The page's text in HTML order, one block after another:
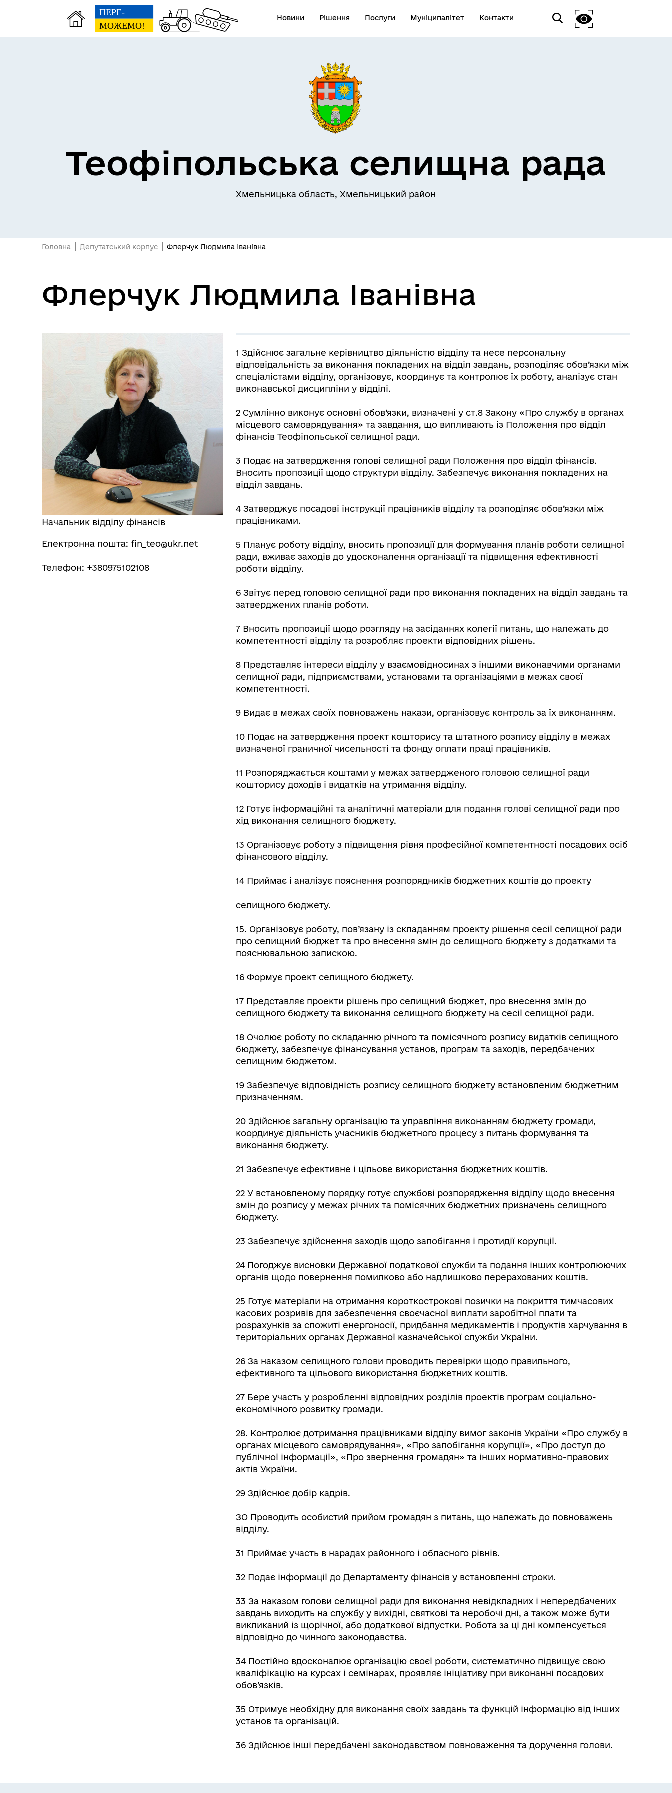
Новини Рішення Послуги Муніципалітет Контакти
Теофіпольська селищна рада
Хмельницька область, Хмельницький район
Головна Депутатський корпус Флерчук Людмила Іванівна
Флерчук Людмила Іванівна
Начальник відділу фінансів
Електронна пошта: fin_teo@ukr.net
Телефон: +380975102108
1 Здійснює загальне керівництво діяльністю відділу та несе персональну
відповідальність за виконання покладених на відділ завдань, розподіляє обов’язки між
спеціалістами відділу, організовує, координує та контролює їх роботу, аналізує стан
виконавської дисципліни у відділі.
2 Сумлінно виконує основні обов’язки, визначені у ст.8 Закону «Про службу в органах
місцевого самоврядування» та завдання, що випливають із Положення про відділ
фінансів Теофіпольської селищної ради.
3 Подає на затвердження голові селищної ради Положення про відділ фінансів.
Вносить пропозиції щодо структури відділу. Забезпечує виконання покладених на
відділ завдань.
4 Затверджує посадові інструкції працівників відділу та розподіляє обов’язки між
працівниками.
5 Планує роботу відділу, вносить пропозиції для формування планів роботи селищної
ради, вживає заходів до удосконалення організації та підвищення ефективності
роботи відділу.
6 Звітує перед головою селищної ради про виконання покладених на відділ завдань та
затверджених планів роботи.
7 Вносить пропозиції щодо розгляду на засіданнях колегії питань, що належать до
компетентності відділу та розробляє проекти відповідних рішень.
8 Представляє інтереси відділу у взаємовідносинах з іншими виконавчими органами
селищної ради, підприємствами, установами та організаціями в межах своєї
компетентності.
9 Видає в межах своїх повноважень накази, організовує контроль за їх виконанням.
10 Подає на затвердження проект кошторису та штатного розпису відділу в межах
визначеної граничної чисельності та фонду оплати праці працівників.
11 Розпоряджається коштами у межах затвердженого головою селищної ради
кошторису доходів і видатків на утримання відділу.
12 Готує інформаційні та аналітичні матеріали для подання голові селищної ради про
хід виконання селищного бюджету.
13 Організовує роботу з підвищення рівня професійної компетентності посадових осіб
фінансового відділу.
14 Приймає і аналізує пояснення розпорядників бюджетних коштів до проекту
селищного бюджету.
15. Організовує роботу, пов’язану із складанням проекту рішення сесії селищної ради
про селищний бюджет та про внесення змін до селищного бюджету з додатками та
пояснювальною запискою.
16 Формує проект селищного бюджету.
17 Представляє проекти рішень про селищний бюджет, про внесення змін до
селищного бюджету та виконання селищного бюджету на сесії селищної ради.
18 Очолює роботу по складанню річного та помісячного розпису видатків селищного
бюджету, забезпечує фінансування установ, програм та заходів, передбачених
селищним бюджетом.
19 Забезпечує відповідність розпису селищного бюджету встановленим бюджетним
призначенням.
20 Здійснює загальну організацію та управління виконанням бюджету громади,
координує діяльність учасників бюджетного процесу з питань формування та
виконання бюджету.
21 Забезпечує ефективне і цільове використання бюджетних коштів.
22 У встановленому порядку готує службові розпорядження відділу щодо внесення
змін до розпису у межах річних та помісячних бюджетних призначень селищного
бюджету.
23 Забезпечує здійснення заходів щодо запобігання і протидії корупції.
24 Погоджує висновки Державної податкової служби та подання інших контролюючих
органів щодо повернення помилково або надлишково перерахованих коштів.
25 Готує матеріали на отримання короткострокові позички на покриття тимчасових
касових розривів для забезпечення своєчасної виплати заробітної плати та
розрахунків за спожиті енергоносії, придбання медикаментів і продуктів харчування в
територіальних органах Державної казначейської служби України.
26 За наказом селищного голови проводить перевірки щодо правильного,
ефективного та цільового використання бюджетних коштів.
27 Бере участь у розробленні відповідних розділів проектів програм соціально-
економічного розвитку громади.
28. Контролює дотримання працівниками відділу вимог законів України «Про службу в
органах місцевого самоврядування», «Про запобігання корупції», «Про доступ до
публічної інформації», «Про звернення громадян» та інших нормативно-правових
актів України.
29 Здійснює добір кадрів.
ЗО Проводить особистий прийом громадян з питань, що належать до повноважень
відділу.
31 Приймає участь в нарадах районного і обласного рівнів.
32 Подає інформації до Департаменту фінансів у встановленні строки.
33 За наказом голови селищної ради для виконання невідкладних і непередбачених
завдань виходить на службу у вихідні, святкові та неробочі дні, а також може бути
викликаний із щорічної, або додаткової відпустки. Робота за ці дні компенсується
відповідно до чинного законодавства.
34 Постійно вдосконалює організацію своєї роботи, систематично підвищує свою
кваліфікацію на курсах і семінарах, проявляє ініціативу при виконанні посадових
обов’язків.
35 Отримує необхідну для виконання своїх завдань та функцій інформацію від інших
установ та організацій.
36 Здійснює інші передбачені законодавством повноваження та доручення голови.